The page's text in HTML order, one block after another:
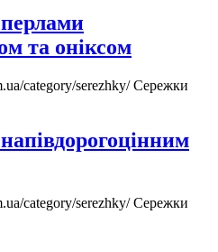
та оніксом
category/serezhky/Сережки
category/serezhky/Сережки